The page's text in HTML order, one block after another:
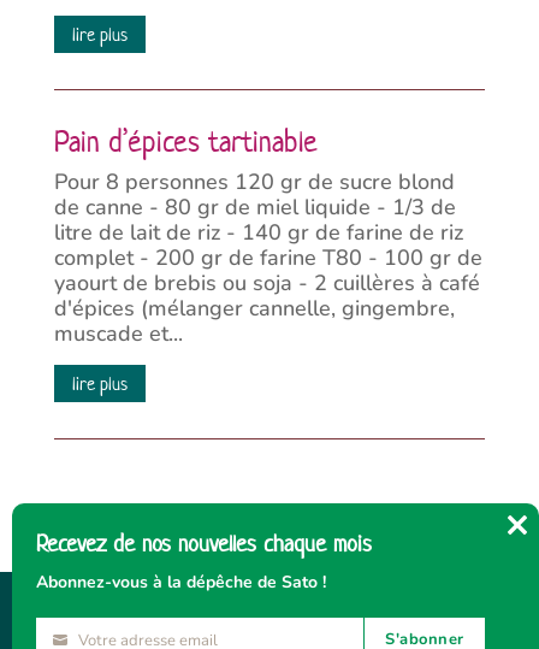
lire plus
Pain d’épices tartinable
Pour 8 personnes 120 gr de sucre blond
de canne - 80 gr de miel liquide - 1/3 de
litre de lait de riz - 140 gr de farine de riz
complet - 200 gr de farine T80 - 100 gr de
yaourt de brebis ou soja - 2 cuillères à café
d'épices (mélanger cannelle, gingembre,
muscade et...
lire plus
Recevez de nos nouvelles chaque mois
Abonnez-vous à la dépêche de Sato !
Votre adresse email S'abonner